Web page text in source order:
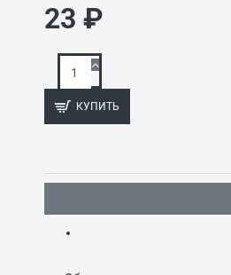
23 ₽
КУПИТЬ